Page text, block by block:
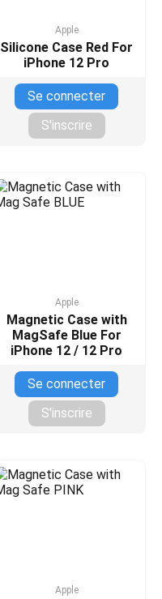
Apple
Silicone Case Red For
iPhone 12 Pro
Se connecter
S'inscrire
Apple
Magnetic Case with
MagSafe Blue For
iPhone 12 / 12 Pro
Se connecter
S'inscrire
Apple